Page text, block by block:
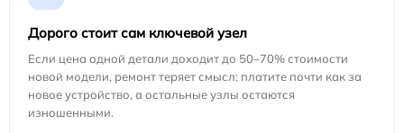
Дорого стоит сам ключевой узел
Если цена одной детали доходит до 50–70% стоимости
новой модели, ремонт теряет смысл: платите почти как за
новое устройство, а остальные узлы остаются
изношенными.